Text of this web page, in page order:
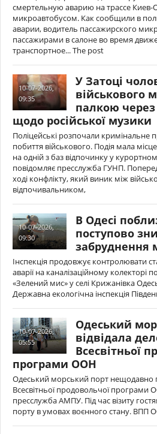
смертельную аварию на трассе Киев-
микроавтобусом. Как сообщили в
аварии, водитель пассажирского
пассажирами в салоне во время
транспортное... The post
10-07-2026,
09:35
У Затоці
військового
палкою
щодо російської музики
Поліцейські розпочали кримінальне
побиття військового. Подія мала
на одній з баз відпочинку у
повідомляє пресслужба ГУНП.
ході конфлікту, який виник між
відпочивальником,
10-07-2026,
09:30
В Одесі
поступово
забруднення
Інспекція продовжує контролювати
аварії на каналізаційному колекторі
«Зелений мис» у селі Крижанівка
Державна екологічна інспекція
10-07-2026,
05:55
Одеський
відвідала
Всесвітньої
програми ООН
Одеський морський порт нещодавно
Всесвітньої продовольчої програми
пресслужба АМПУ. Під час візиту
порту в умовах воєнного стану. ВПП